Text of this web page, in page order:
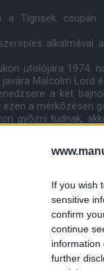
If you wish
sensitive
confirm
continue
information
further
a Tigrisek
alkalmával
utolójára 1974.
Malcolm Lord
a két
ezen a mérkõzésen
gyõzni tudnak,
bajnokijukat meg
(2003, 2005,
a 2006/07-es
elsõ két
szezonok során
színeiben öt
szerzett a Hull ellen
idegenbeli
gólt tudnak